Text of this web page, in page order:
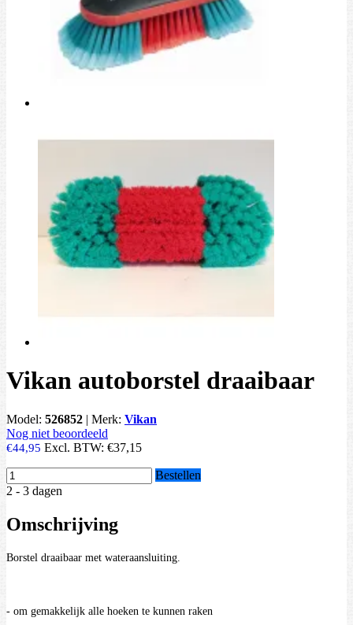
Vikan autoborstel draaibaar
Model: 526852 | Merk: Vikan
Nog niet beoordeeld
€44,95 Excl. BTW: €37,15
Bestellen
2 - 3 dagen
Omschrijving
Borstel draaibaar met wateraansluiting.
- om gemakkelijk alle hoeken te kunnen raken